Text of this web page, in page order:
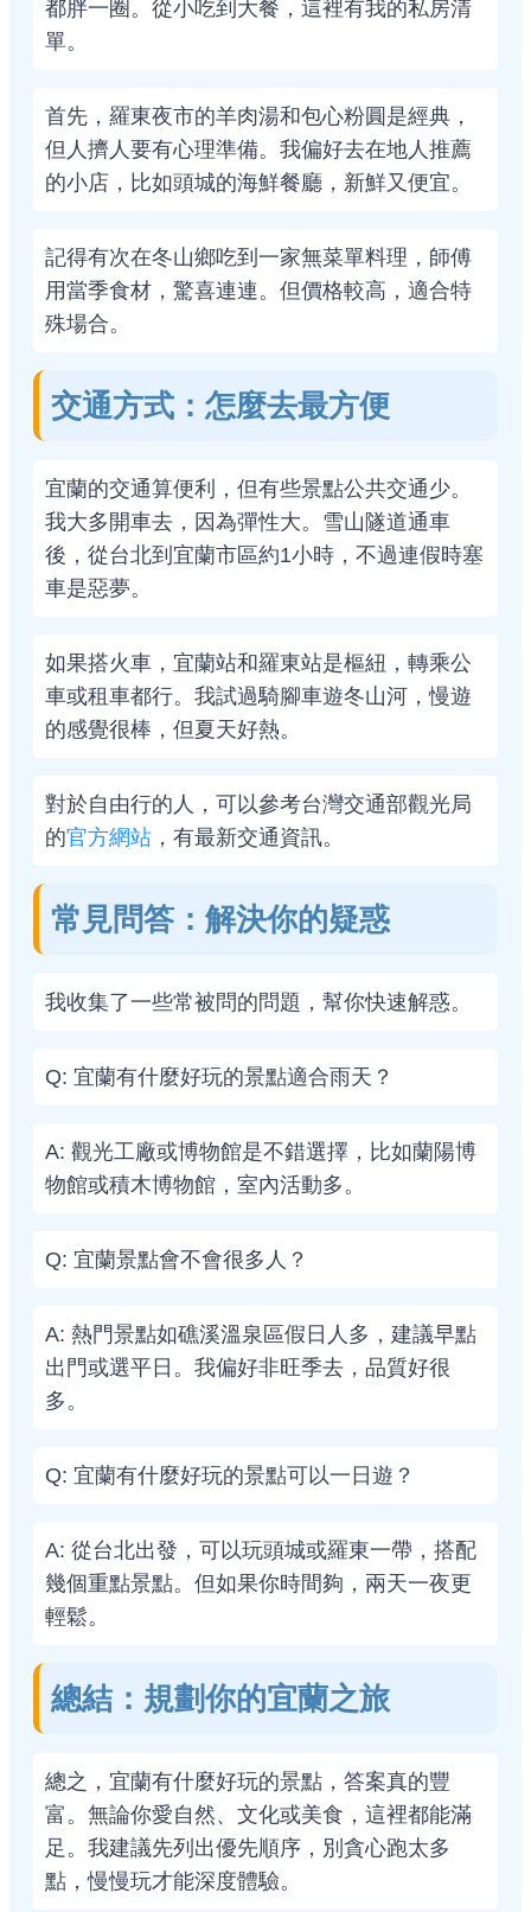
都胖一圈。從小吃到大餐，這裡有我的私房清
單。
首先，羅東夜市的羊肉湯和包心粉圓是經典，
但人擠人要有心理準備。我偏好去在地人推薦
的小店，比如頭城的海鮮餐廳，新鮮又便宜。
記得有次在冬山鄉吃到一家無菜單料理，師傅
用當季食材，驚喜連連。但價格較高，適合特
殊場合。
交通方式：怎麼去最方便
宜蘭的交通算便利，但有些景點公共交通少。
我大多開車去，因為彈性大。雪山隧道通車
後，從台北到宜蘭市區約1小時，不過連假時塞
車是惡夢。
如果搭火車，宜蘭站和羅東站是樞紐，轉乘公
車或租車都行。我試過騎腳車遊冬山河，慢遊
的感覺很棒，但夏天好熱。
對於自由行的人，可以參考台灣交通部觀光局
的官方網站 ，有最新交通資訊。
常見問答：解決你的疑惑
我收集了一些常被問的問題，幫你快速解惑。
Q: 宜蘭有什麼好玩的景點適合雨天？
A: 觀光工廠或博物館是不錯選擇，比如蘭陽博
物館或積木博物館，室內活動多。
Q: 宜蘭景點會不會很多人？
A: 熱門景點如礁溪溫泉區假日人多，建議早點
出門或選平日。我偏好非旺季去，品質好很
多。
Q: 宜蘭有什麼好玩的景點可以一日遊？
A: 從台北出發，可以玩頭城或羅東一帶，搭配
幾個重點景點。但如果你時間夠，兩天一夜更
輕鬆。
總結：規劃你的宜蘭之旅
總之，宜蘭有什麼好玩的景點，答案真的豐
富。無論你愛自然、文化或美食，這裡都能滿
足。我建議先列出優先順序，別貪心跑太多
點，慢慢玩才能深度體驗。